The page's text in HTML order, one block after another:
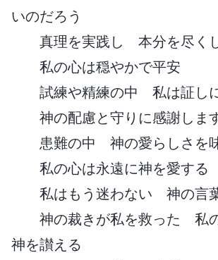
いのだろう
真理を実践し 本分を尽く
私の心は穏やかで平安
試練や精練の中 私は証し
神の配慮と守りに感謝しま
患難の中 神の愛らしさを
私の心は永遠に神を愛する
私はもう迷わない 神の言
神の裁きが私を救った 私
神を讃える